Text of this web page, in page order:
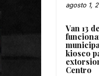
agosto 1,
Van 13
kiosco
Centro